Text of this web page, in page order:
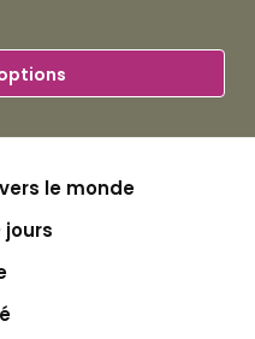
le monde
jours